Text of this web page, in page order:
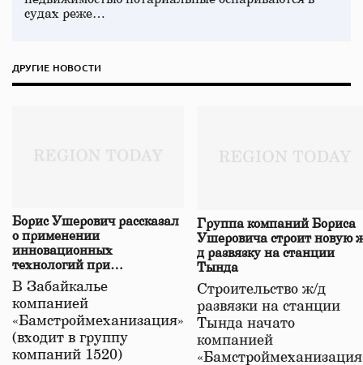
судах реже…
ДРУГИЕ НОВОСТИ
Борис Ушерович рассказал
о применении
инновационных
технологий при
строительстве нового моста
в Забайкалье
В Забайкалье
компанией
«Бамстроймеханизация»
(входит в группу
компаний 1520)
Группа компаний Бориса
Ушеровича строит новую
д развязку на станции
Тында
Строительство ж/д
развязки на станции
Тында начато
компанией